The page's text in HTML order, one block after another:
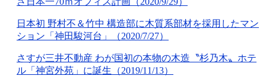
日本初 野村不＆竹中 構造部に木質系部材を採用したマン
ション「神田駿河台」（2020/7/27）
さすが三井不動産 わが国初の本物の木造〝杉乃木〟ホテ
ル「神宮外苑」に誕生（2019/11/13）